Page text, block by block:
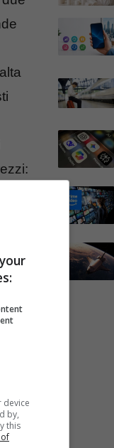
device
by,
this
of